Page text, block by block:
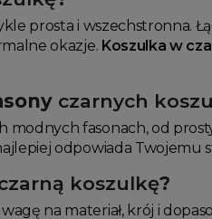
prosta i wszechstronna.
okazje. Koszulka w
czarnych
modnych fasonach, od
odpowiada Twojemu
koszulkę?
na materiał, krój i